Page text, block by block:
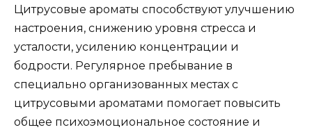
Цитрусовые ароматы способствуют улучшению
настроения, снижению уровня стресса и
усталости, усилению концентрации и
бодрости. Регулярное пребывание в
специально организованных местах с
цитрусовыми ароматами помогает повысить
общее психоэмоциональное состояние и